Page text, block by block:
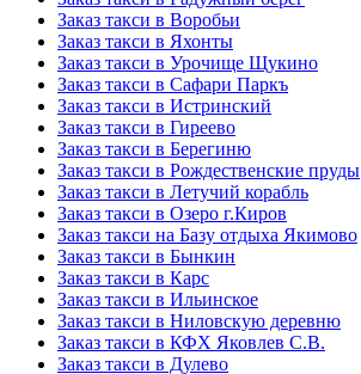
Заказ такси в Воробьи
Заказ такси в Яхонты
Заказ такси в Урочище Щукино
Заказ такси в Сафари Паркъ
Заказ такси в Истринский
Заказ такси в Гиреево
Заказ такси в Берегиню
Заказ такси в Рождественские пруды
Заказ такси в Летучий корабль
Заказ такси в Озеро г.Киров
Заказ такси на Базу отдыха Якимово
Заказ такси в Бынкин
Заказ такси в Карс
Заказ такси в Ильинское
Заказ такси в Ниловскую деревню
Заказ такси в КФХ Яковлев С.В.
Заказ такси в Дулево